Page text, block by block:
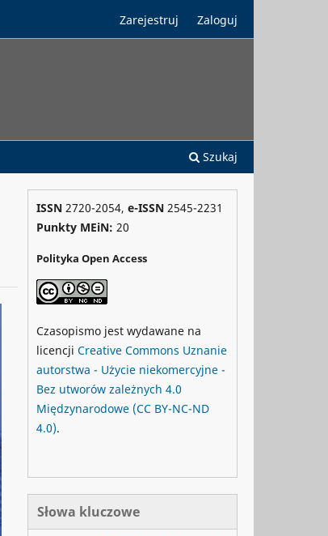
Szukaj
Zarejestruj Zaloguj
ISSN 2720-2054, e-ISSN 2545-2231
Punkty MEiN: 20
Polityka Open Access
Czasopismo jest wydawane na
licencji Creative Commons Uznanie
autorstwa - Użycie niekomercyjne -
Bez utworów zależnych 4.0
Międzynarodowe (CC BY-NC-ND
4.0).
Słowa kluczowe